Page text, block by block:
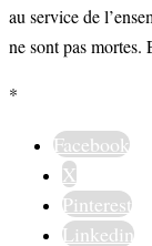
au service de
ne sont pas mortes.
*
Facebook
X
Pinterest
Linkedin